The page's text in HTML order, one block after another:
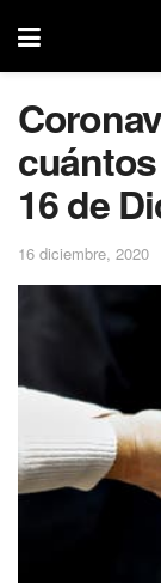
16 de
16 diciembre, 2020